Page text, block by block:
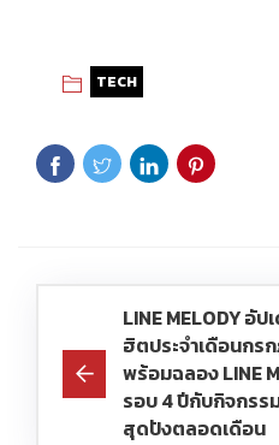
TECH
LINE MELODY อั
ฮิตประจำเดือนกร
พร้อมฉลอง LINE
รอบ 4 ปีกับกิจกรร
สุดปังตลอดเดือน